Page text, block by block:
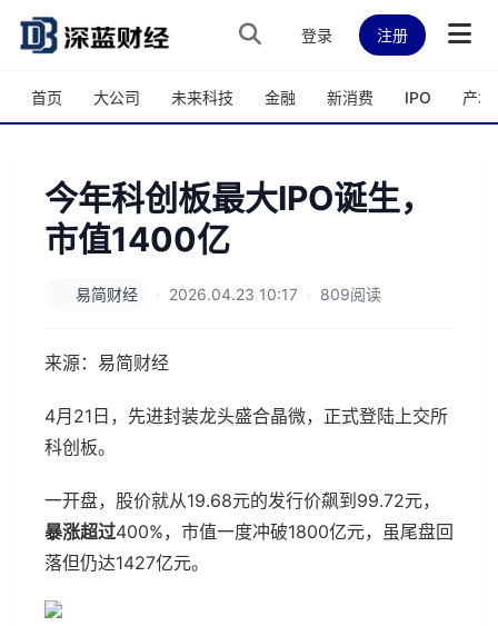
跳转到主内容
登录 注册
首页 大公司 未来科技 金融 新消费 IPO 产城
今年科创板最大IPO诞生，
市值1400亿
易简财经 · 2026.04.23 10:17 · 809阅读
来源：易简财经
4月21日，先进封装龙头盛合晶微，正式登陆上交所
科创板。
一开盘，股价就从19.68元的发行价飙到99.72元，
暴涨超过400%，市值一度冲破1800亿元，虽尾盘回
落但仍达1427亿元。